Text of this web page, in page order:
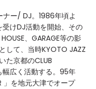
ナー/ DJ。1986年頃よ
受けDJ活動を開始、その
、GARAGE等の影
して、当時KYOTO JAZZ
た京都のCLUB
幅広く活動する。95年
」を地元大津でオープ